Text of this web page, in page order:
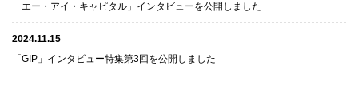
「エー・アイ・キャピタル」インタビューを公開しました
2024.11.15
「GIP」インタビュー特集第3回を公開しました